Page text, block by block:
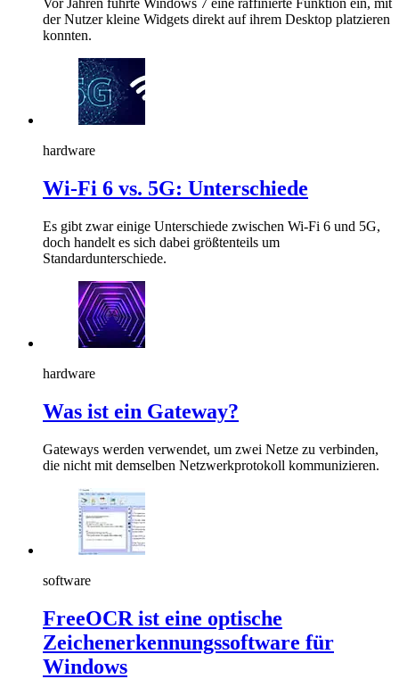
Vor Jahren führte Windows 7 eine raffinierte Funktion ein, mit
der Nutzer kleine Widgets direkt auf ihrem Desktop platzieren
konnten.
hardware
Wi-Fi 6 vs. 5G: Unterschiede
Es gibt zwar einige Unterschiede zwischen Wi-Fi 6 und 5G,
doch handelt es sich dabei größtenteils um
Standardunterschiede.
hardware
Was ist ein Gateway?
Gateways werden verwendet, um zwei Netze zu verbinden,
die nicht mit demselben Netzwerkprotokoll kommunizieren.
software
FreeOCR ist eine optische
Zeichenerkennungssoftware für
Windows